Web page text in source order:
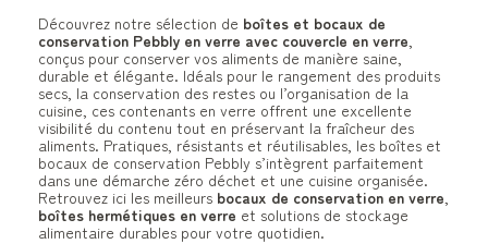
Découvrez notre sélection de boîtes et bocaux de
conservation Pebbly en verre avec couvercle en verre
conçus pour conserver vos aliments de manière saine,
durable et élégante. Idéals pour le rangement des produits
secs, la conservation des restes ou l’organisation de la
cuisine, ces contenants en verre offrent une excellente
visibilité du contenu tout en préservant la fraîcheur des
aliments. Pratiques, résistants et réutilisables, les boîtes et
bocaux de conservation Pebbly s’intègrent parfaitement
dans une démarche zéro déchet et une cuisine organisée.
Retrouvez ici les meilleurs bocaux de conservation en verre
boîtes hermétiques en verre et solutions de stockage
alimentaire durables pour votre quotidien.